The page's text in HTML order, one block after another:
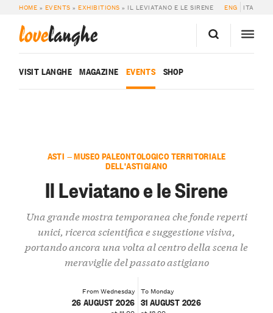
HOME » EVENTS »EXHIBITIONS » IL LEVIATANO E LE SIRENE ENG ITA
lovelanghe
VISIT LANGHE MAGAZINE EVENTS SHOP
ASTI — MUSEO PALEONTOLOGICO TERRITORIALE
DELL'ASTIGIANO
Il Leviatano e le Sirene
Una grande mostra temporanea che fonde reperti
unici, ricerca scientifica e suggestione visiva,
portando ancora una volta al centro della scena le
meraviglie del passato astigiano
From Wednesday
26 AUGUST 2026
To Monday
31 AUGUST 2026